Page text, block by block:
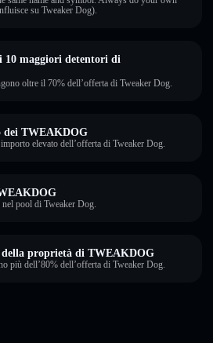
su Tweaker Dog).
10 maggiori detentori di
oltre il 70% dell’offerta di Tweaker Dog.
dei TWEAKDOG
elevato dell’offerta di Tweaker Dog.
pool di Tweaker Dog.
della proprietà di TWEAKDOG
più dell’80% dell’offerta di Tweaker Dog.